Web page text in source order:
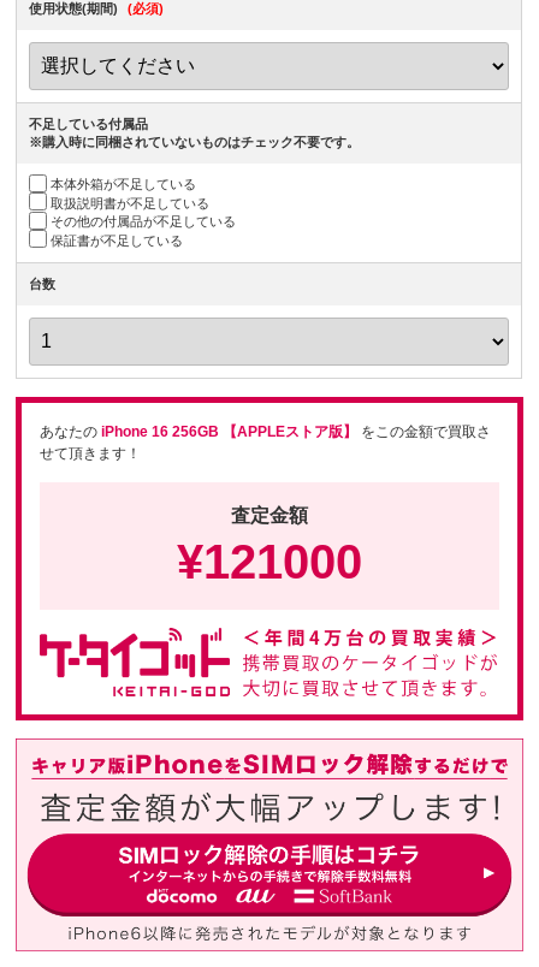
使用状態(期間) (必須)
不足している付属品
※購入時に同梱されていないものはチェック不要です。
本体外箱が不足している
取扱説明書が不足している
その他の付属品が不足している
保証書が不足している
台数
あなたのiPhone 16 256GB 【APPLEストア版】 をこの金額で買取さ
せて頂きます！
査定金額
¥121000